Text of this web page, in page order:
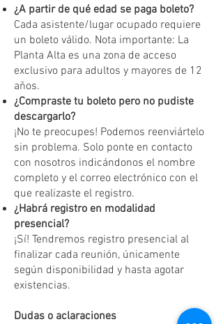
¿A partir de qué edad se paga boleto?
Cada asistente/lugar ocupado requiere
un boleto válido. Nota importante: La
Planta Alta es una zona de acceso
exclusivo para adultos y mayores de 12
años.
¿Compraste tu boleto pero no pudiste
descargarlo?
¡No te preocupes! Podemos reenviártelo
sin problema. Solo ponte en contacto
con nosotros indicándonos el nombre
completo y el correo electrónico con el
que realizaste el registro.
¿Habrá registro en modalidad
presencial?
¡Sí! Tendremos registro presencial al
finalizar cada reunión, únicamente
según disponibilidad y hasta agotar
existencias.
Dudas o aclaraciones